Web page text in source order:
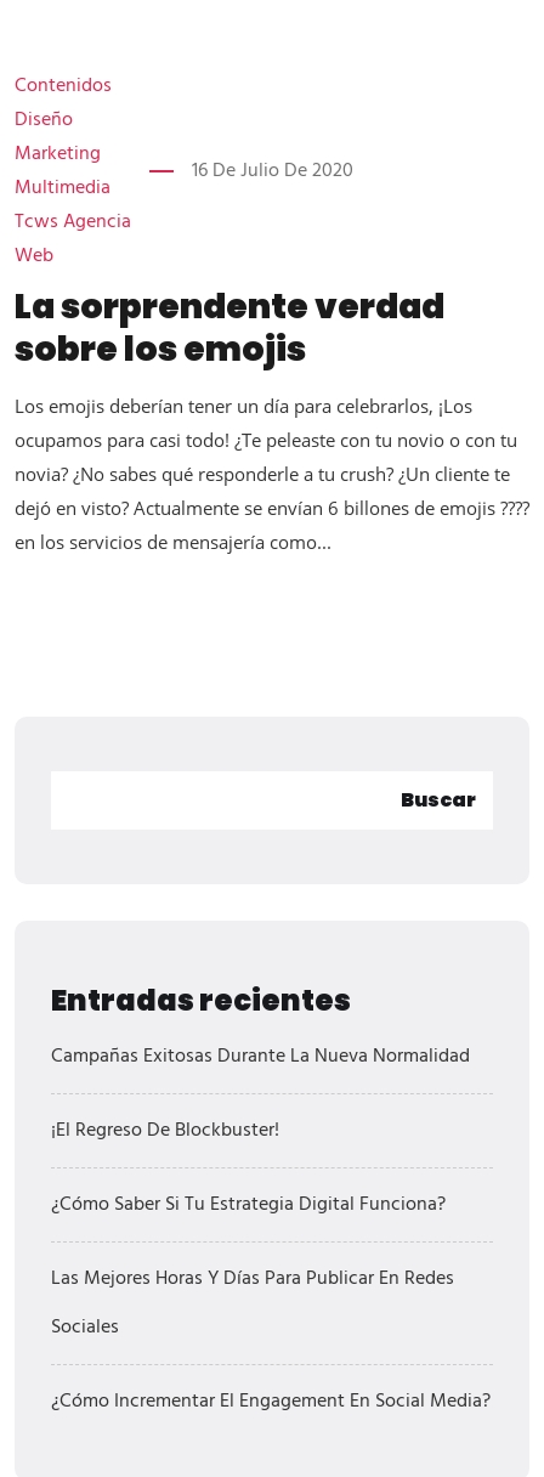
Contenidos
Diseño
Marketing
Multimedia
Tcws Agencia
Web
16 De Julio De 2020
La sorprendente verdad
sobre los emojis
Los emojis deberían tener un día para celebrarlos, ¡Los
ocupamos para casi todo! ¿Te peleaste con tu novio o con tu
novia? ¿No sabes qué responderle a tu crush? ¿Un cliente te
dejó en visto? Actualmente se envían 6 billones de emojis ????
en los servicios de mensajería como...
Buscar
Entradas recientes
Campañas Exitosas Durante La Nueva Normalidad
¡El Regreso De Blockbuster!
¿Cómo Saber Si Tu Estrategia Digital Funciona?
Las Mejores Horas Y Días Para Publicar En Redes
Sociales
¿Cómo Incrementar El Engagement En Social Media?